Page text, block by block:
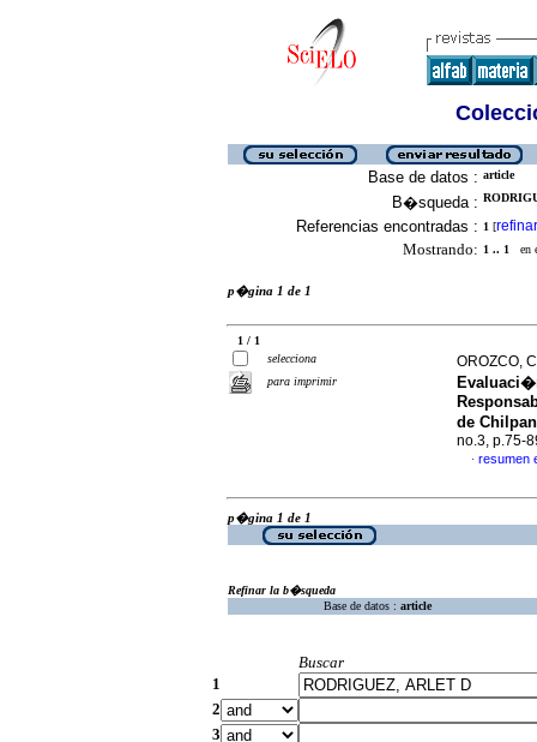
Base de datos : article
B�squeda :
Referencias encontradas : 1 [refinar
Mostrando: 1 .. 1 en
p�gina 1 de 1
1 / 1
selecciona
para imprimir
OROZCO,
de
no.3, p.75-
· resumen
p�gina 1 de 1
Refinar la b�squeda
Base de datos : article
Buscar
1
2
3